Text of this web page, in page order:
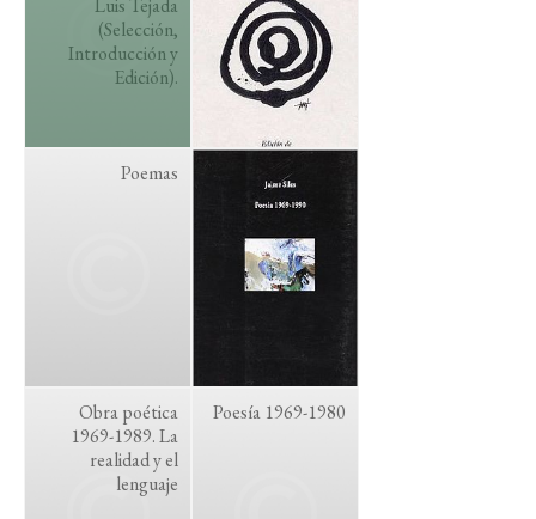
Luis Tejada
(Selección,
Introducción y
Edición).
Poemas
Obra poética
1969-1989. La
realidad y el
lenguaje
Poesía 1969-1980